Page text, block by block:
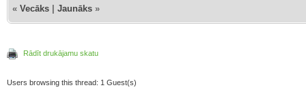
« Vecāks Jaunāks »
Rādīt drukājamu skatu
Users browsing this thread: 1 Guest(s)